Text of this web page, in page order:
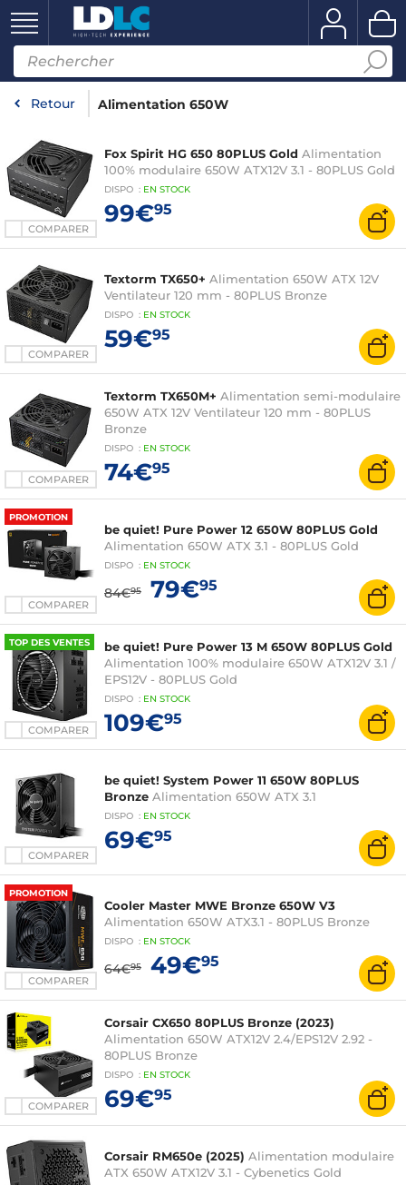
Retour Alimentation 650W
COMPARER
Fox Spirit HG 650 80PLUS Gold Alimentation
100% modulaire 650W ATX12V 3.1 - 80PLUS Gold
DISPO : EN STOCK
99€95
COMPARER
Textorm TX650+ Alimentation 650W ATX 12V
Ventilateur 120 mm - 80PLUS Bronze
DISPO : EN STOCK
59€95
COMPARER
Textorm TX650M+ Alimentation semi-modulaire
650W ATX 12V Ventilateur 120 mm - 80PLUS
Bronze
DISPO : EN STOCK
74€95
PROMOTION
COMPARER
be quiet! Pure Power 12 650W 80PLUS Gold
Alimentation 650W ATX 3.1 - 80PLUS Gold
DISPO : EN STOCK
84€95 79€95
TOP DES VENTES
COMPARER
be quiet! Pure Power 13 M 650W 80PLUS Gold
Alimentation 100% modulaire 650W ATX12V 3.1 /
EPS12V - 80PLUS Gold
DISPO : EN STOCK
109€95
COMPARER
be quiet! System Power 11 650W 80PLUS
Bronze Alimentation 650W ATX 3.1
DISPO : EN STOCK
69€95
PROMOTION
COMPARER
Cooler Master MWE Bronze 650W V3
Alimentation 650W ATX3.1 - 80PLUS Bronze
DISPO : EN STOCK
64€95 49€95
COMPARER
Corsair CX650 80PLUS Bronze (2023)
Alimentation 650W ATX12V 2.4/EPS12V 2.92 -
80PLUS Bronze
DISPO : EN STOCK
69€95
Corsair RM650e (2025) Alimentation modulaire
ATX 650W ATX12V 3.1 - Cybenetics Gold